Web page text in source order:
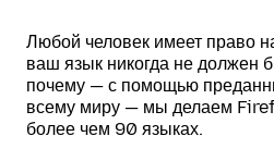
Любой человек имеет право
ваш язык никогда не должен
почему — с помощью
всему миру — мы делаем
более чем 90 языках.